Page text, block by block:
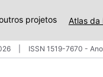
projetos Atlas da
ISSN 1519-7670 -